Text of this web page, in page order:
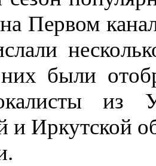
Первом
были
из
и Иркутской